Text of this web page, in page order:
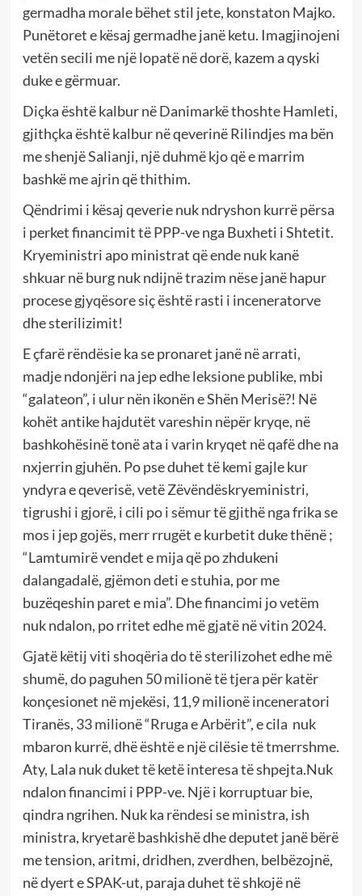
germadha morale bëhet stil jete, konstaton Majko.
Punëtoret e kësaj germadhe janë ketu. Imagjinojeni
vetën secili me një lopatë në dorë, kazem a qyski
duke e gërmuar.
Diçka është kalbur në Danimarkë thoshte Hamleti,
gjithçka është kalbur në qeverinë Rilindjes ma bën
me shenjë Salianji, një duhmë kjo që e marrim
bashkë me ajrin që thithim.
Qëndrimi i kësaj qeverie nuk ndryshon kurrë përsa
i perket financimit të PPP-ve nga Buxheti i Shtetit.
Kryeministri apo ministrat që ende nuk kanë
shkuar në burg nuk ndijnë trazim nëse janë hapur
procese gjyqësore siç është rasti i inceneratorve
dhe sterilizimit!
E çfarë rëndësie ka se pronaret janë në arrati,
madje ndonjëri na jep edhe leksione publike, mbi
“galateon”, i ulur nën ikonën e Shën Merisë?! Në
kohët antike hajdutët vareshin nëpër kryqe, në
bashkohësinë tonë ata i varin kryqet në qafë dhe na
nxjerrin gjuhën. Po pse duhet të kemi gajle kur
yndyra e qeverisë, vetë Zëvëndëskryeministri,
tigrushi i gjorë, i cili po i sëmur të gjithë nga frika se
mos i jep gojës, merr rrugët e kurbetit duke thënë ;
“Lamtumirë vendet e mija që po zhdukeni
dalangadalë, gjëmon deti e stuhia, por me
buzëqeshin paret e mia”. Dhe financimi jo vetëm
nuk ndalon, po rritet edhe më gjatë në vitin 2024.
Gjatë këtij viti shoqëria do të sterilizohet edhe më
shumë, do paguhen 50 milionë të tjera për katër
konçesionet në mjekësi, 11,9 milionë inceneratori
Tiranës, 33 milionë “Rruga e Arbërit”, e cila nuk
mbaron kurrë, dhë është e një cilësie të tmerrshme.
Aty, Lala nuk duket të ketë interesa të shpejta.Nuk
ndalon financimi i PPP-ve. Një i korruptuar bie,
qindra ngrihen. Nuk ka rëndesi se ministra, ish
ministra, kryetarë bashkishë dhe deputet janë bërë
me tension, aritmi, dridhen, zverdhen, belbëzojnë,
në dyert e SPAK-ut, paraja duhet të shkojë në